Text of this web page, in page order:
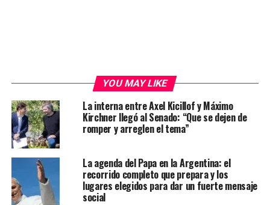
YOU MAY LIKE
La interna entre Axel Kicillof y Máximo
Kirchner llegó al Senado: “Que se dejen de
romper y arreglen el tema”
La agenda del Papa en la Argentina: el
recorrido completo que prepara y los
lugares elegidos para dar un fuerte mensaje
social